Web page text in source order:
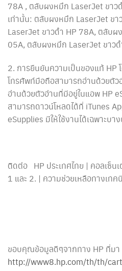
78A , ตลับผงหมึก LaserJet ขาว
เท่านั้น: ตลับผงหมึก LaserJet ข
LaserJet ขาวดำ HP 78A, ตลับผ
05A, ตลับผงหมึก LaserJet ขาว
2. การยืนยันความเป็นของแท้ HP
โทรศัพท์มือถือสามารถอ่านด้วยตัว
อ่านด้วยตัวอ่านที่มีอยู่ในแอพ HP
สามารถดาวน์โหลดได้ที่ iTunes
eSupplies มีให้ใช้งานได้เฉพาะบา
ติดต่อ HP ประเทศไทย | คอลเซ็
1 และ 2. | ความช่วยเหลือทางเ
ขอบคุณข้อมูลดีๆจากทาง HP ที่มา
http://www8.hp.com/th/th/